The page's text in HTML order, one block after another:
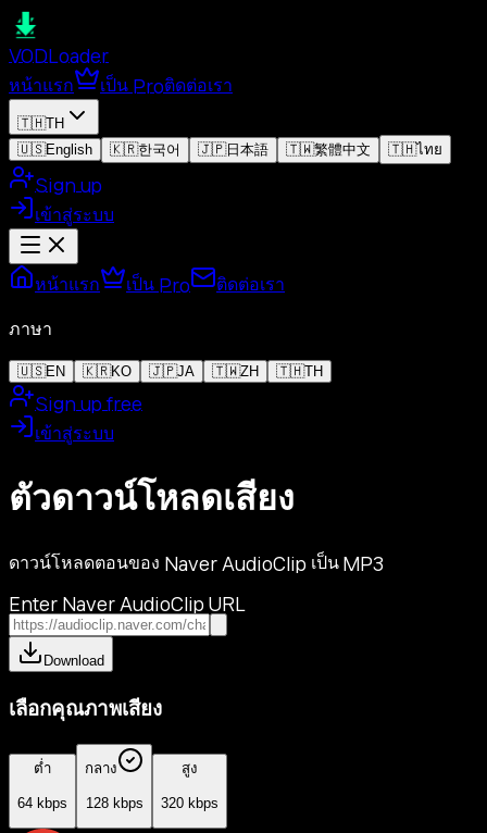
VODLoader
หน้าแรก
เป็น Proติดต่อเรา
🇹🇭TH
🇺🇸English 🇰🇷한국어 🇯🇵日本語 🇹🇼繁體中文 🇹🇭ไทย
Sign up
เข้าสู่ระบบ
หน้าแรก เป็น Pro ติดต่อเรา
ภาษา
🇺🇸EN 🇰🇷KO 🇯🇵JA 🇹🇼ZH 🇹🇭TH
Sign up free
เข้าสู่ระบบ
ตัวดาวน์โหลดเสียง
ดาวน์โหลดตอนของ Naver AudioClip เป็น MP3
Enter Naver AudioClip URL
Download
เลือกคุณภาพเสียง
ต่ำ
64 kbps
กลาง
128 kbps
สูง
320 kbps